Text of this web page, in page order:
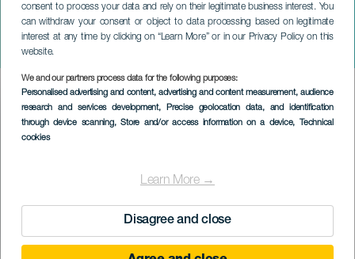
consent to process your data and rely on their legitimate business interest. You
can withdraw your consent or object to data processing based on legitimate
interest at any time by clicking on “Learn More” or in our Privacy Policy on this
website.
We and our partners process data for the following purposes:
Personalised advertising and content, advertising and content measurement, audience
research and services development, Precise geolocation data, and identification
through device scanning, Store and/or access information on a device, Technical
cookies
Learn More →
Disagree and close
Agüimes populära kors
GRAN CANARIA
Imagen
Listado